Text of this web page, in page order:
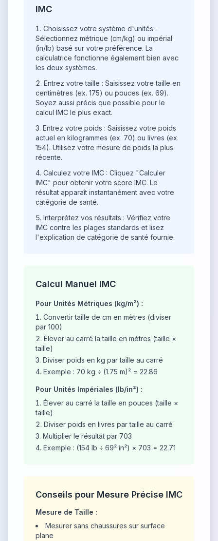
IMC
Choisissez votre système d'unités :
Sélectionnez métrique (cm/kg) ou impérial
(in/lb) basé sur votre préférence. La
calculatrice fonctionne également bien avec
les deux systèmes.
Entrez votre taille : Saisissez votre taille en
centimètres (ex. 175) ou pouces (ex. 69).
Soyez aussi précis que possible pour le
calcul IMC le plus exact.
Entrez votre poids : Saisissez votre poids
actuel en kilogrammes (ex. 70) ou livres (ex.
154). Utilisez votre mesure de poids la plus
récente.
Calculez votre IMC : Cliquez "Calculer
IMC" pour obtenir votre score IMC. Le
résultat apparaît instantanément avec votre
catégorie de santé.
Interprétez vos résultats : Vérifiez votre
IMC contre les plages standards et lisez
l'explication de catégorie de santé fournie.
Calcul Manuel IMC
Pour Unités Métriques (kg/m²) :
Convertir taille de cm en mètres (diviser
par 100)
Élever au carré la taille en mètres (taille ×
taille)
Diviser poids en kg par taille au carré
Exemple : 70 kg ÷ (1.75 m)² = 22.86
Pour Unités Impériales (lb/in²) :
Élever au carré la taille en pouces (taille ×
taille)
Diviser poids en livres par taille au carré
Multiplier le résultat par 703
Exemple : (154 lb ÷ 69² in²) × 703 = 22.71
Conseils pour Mesure Précise IMC
Mesure de Taille :
Mesurer sans chaussures sur surface
plane